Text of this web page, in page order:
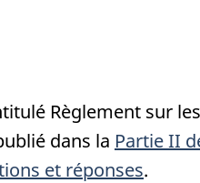
Règlement sur
dans la Partie II
et réponses.